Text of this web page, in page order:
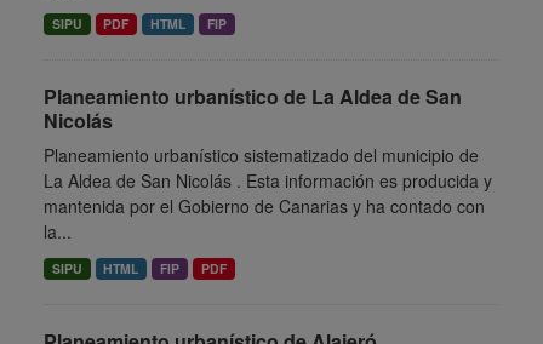
SIPU PDF HTML FIP
Planeamiento urbanístico de La Aldea de San
Nicolás
Planeamiento urbanístico sistematizado del municipio de
La Aldea de San Nicolás . Esta información es producida y
mantenida por el Gobierno de Canarias y ha contado con
la...
SIPU HTML FIP PDF